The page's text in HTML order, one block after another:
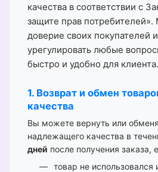
качества в соответствии с
защите прав
доверие своих покупателей
урегулировать любые
быстро и удобно для клиента.
1. Возврат и обмен
качества
Вы можете вернуть или
надлежащего качества в
дней после получения заказа,
товар не использовался